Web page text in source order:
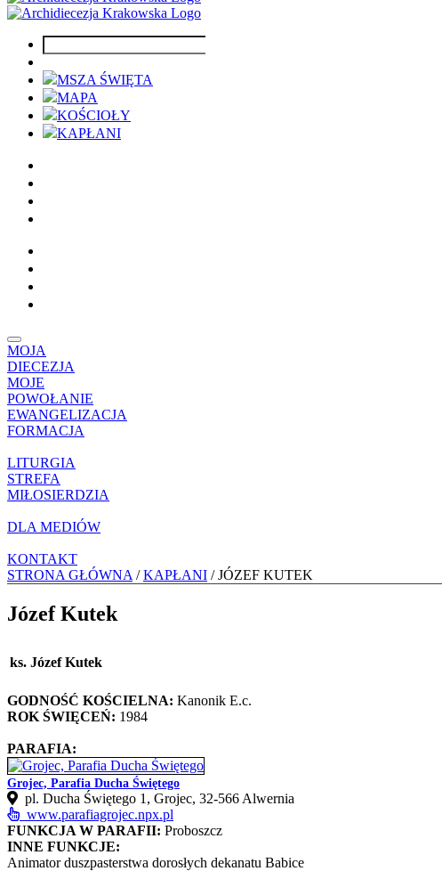
MSZA ŚWIĘTA
MAPA
KOŚCIOŁY
KAPŁANI
MOJA
DIECEZJA
MOJE
POWOŁANIE
EWANGELIZACJA
FORMACJA
LITURGIA
STREFA
MIŁOSIERDZIA
DLA MEDIÓW
KONTAKT
STRONA GŁÓWNA /KAPŁANI / JÓZEF KUTEK
Józef Kutek
ks. Józef Kutek
GODNOŚĆ KOŚCIELNA: Kanonik E.c.
ROK ŚWIĘCEŃ: 1984
PARAFIA:
Grojec, Parafia Ducha Świętego
pl. Ducha Świętego 1, Grojec, 32‑566 Alwernia
www.parafiagrojec.npx.pl
FUNKCJA W PARAFII: Proboszcz
INNE FUNKCJE:
Animator duszpasterstwa dorosłych dekanatu Babice